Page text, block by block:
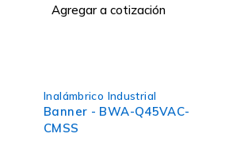
Agregar a cotización
Inalámbrico Industrial
Banner - BWA-Q45VAC-
CMSS